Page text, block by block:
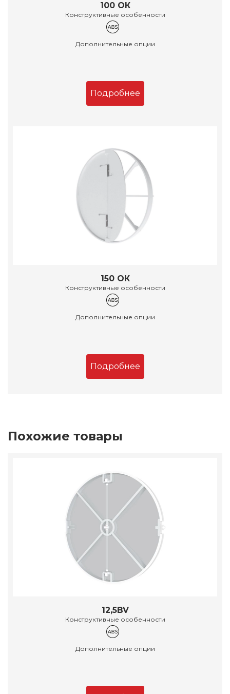
100 ОК
Конструктивные особенности
Дополнительные опции
Подробнее
150 ОК
Конструктивные особенности
Дополнительные опции
Подробнее
Похожие товары
12,5BV
Конструктивные особенности
Дополнительные опции